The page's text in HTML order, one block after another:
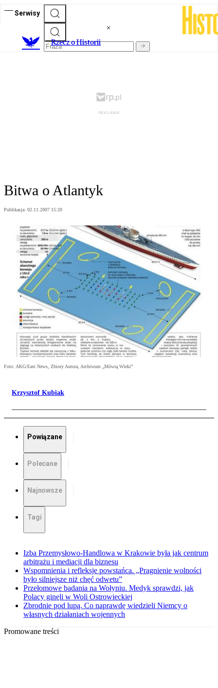
Serwisy
Rzecz o Historii
Bitwa o Atlantyk
Publikacja: 02.11.2007 15:20
Foto: AKG/East News, Zbiory Autora, Archiwum „Mówią Wieki”
Krzysztof Kubiak
Powiązane
Polecane
Najnowsze
Tagi
Izba Przemysłowo-Handlowa w Krakowie była jak centrum
arbitrażu i mediacji dla biznesu
Wspomnienia i refleksje powstańca. „Pragnienie wolności
było silniejsze niż chęć odwetu”
Przełomowe badania na Wołyniu. Medyk sprawdzi, jak
Polacy ginęli w Woli Ostrowieckiej
Zbrodnie pod lupą. Co naprawdę wiedzieli Niemcy o
własnych działaniach wojennych
Promowane treści